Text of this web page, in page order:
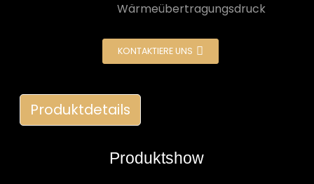
Wärmeübertragungsdruck
KONTAKTIERE UNS
Produktdetails
Produktshow